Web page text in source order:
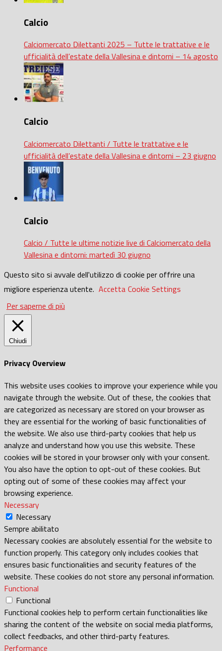
Calcio
Calciomercato Dilettanti 2025 – Tutte le trattative e le
ufficialità dell’estate della Vallesina e dintorni – 14 agosto
Calcio
Calciomercato Dilettanti / Tutte le trattative e le
ufficialità dell’estate della Vallesina e dintorni – 23 giugno
Calcio
Calcio / Tutte le ultime notizie live di Calciomercato della
Vallesina e dintorni: martedì 30 giugno
Questo sito si avvale dell'utilizzo di cookie per offrire una
migliore esperienza utente. Accetta Cookie Settings
Per saperne di più
Chiudi
Privacy Overview
This website uses cookies to improve your experience while you
navigate through the website. Out of these, the cookies that
are categorized as necessary are stored on your browser as
they are essential for the working of basic functionalities of
the website. We also use third-party cookies that help us
analyze and understand how you use this website. These
cookies will be stored in your browser only with your consent.
You also have the option to opt-out of these cookies. But
opting out of some of these cookies may affect your
browsing experience.
Necessary
Necessary
Sempre abilitato
Necessary cookies are absolutely essential for the website to
function properly. This category only includes cookies that
ensures basic functionalities and security features of the
website. These cookies do not store any personal information.
Functional
Functional
Functional cookies help to perform certain functionalities like
sharing the content of the website on social media platforms,
collect feedbacks, and other third-party features.
Performance